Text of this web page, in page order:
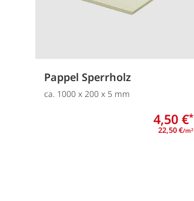
Pappel Sperrholz
ca. 1000 x 200 x 5 mm
4,50 €*
22,50 €/m2